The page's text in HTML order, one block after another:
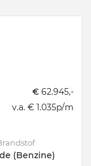
€ 62.945,-
v.a. € 1.035p/m
(Benzine)